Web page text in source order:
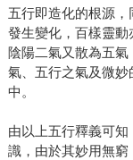
五行即造化的根源
發生變化，百樣靈動
陰陽二氣又散為五
氣、五行之氣及微
中。
由以上五行釋義可
識，由於其妙用無